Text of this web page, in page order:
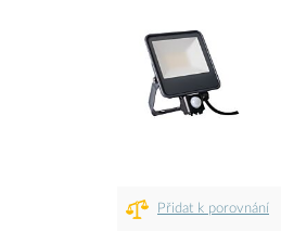
Přidat k porovnání